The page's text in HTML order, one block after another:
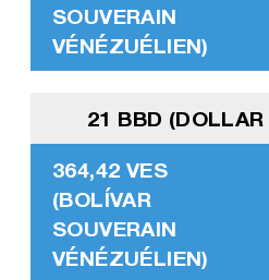
SOUVERAIN
VÉNÉZUÉLIEN)
21 BBD
364,42 VES
(BOLÍVAR
SOUVERAIN
VÉNÉZUÉLIEN)